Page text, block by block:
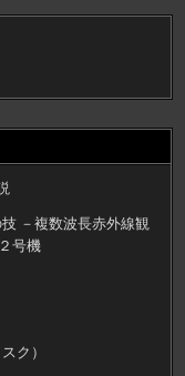
－複数波長赤外線観
号機
ク）